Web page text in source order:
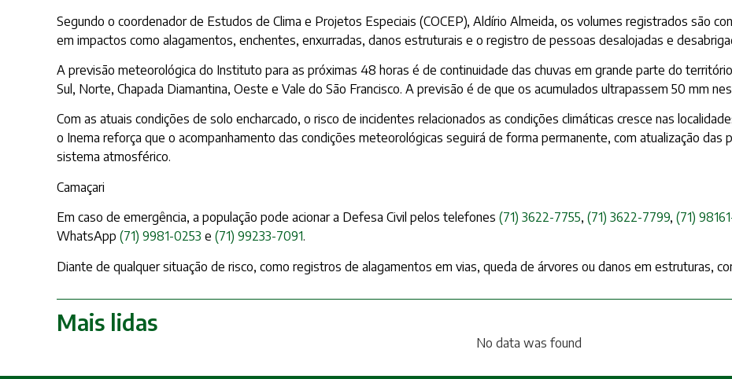
Segundo o coordenador de Estudos de Clima e Projetos Especiais (COCEP), Aldírio Almeida, os volumes registrados são
em impactos como alagamentos, enchentes, enxurradas, danos estruturais e o registro de pessoas desalojadas e
A previsão meteorológica do Instituto para as próximas 48 horas é de continuidade das chuvas em grande parte do
Sul, Norte, Chapada Diamantina, Oeste e Vale do São Francisco. A previsão é de que os acumulados ultrapassem 50 mm
Com as atuais condições de solo encharcado, o risco de incidentes relacionados as condições climáticas cresce nas
o Inema reforça que o acompanhamento das condições meteorológicas seguirá de forma permanente, com atualização
sistema atmosférico.
Camaçari
Em caso de emergência, a população pode acionar a Defesa Civil pelos telefones (71) 3622-7755, (71) 3622-7799, (71)
WhatsApp (71) 9981-0253 e (71) 99233-7091.
Diante de qualquer situação de risco, como registros de alagamentos em vias, queda de árvores ou danos em estruturas,
Mais lidas
No data was found